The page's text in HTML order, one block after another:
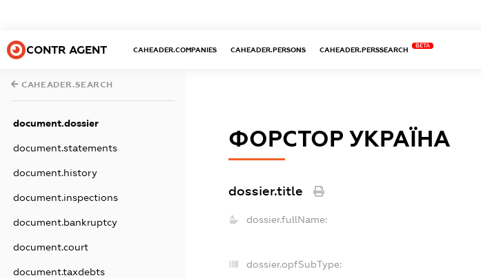
CONTR AGENT CAHEADER.COMPANIES CAHEADER.PERSONS CAHEADER.PERSSEARCH
BETA
CAHEADER.SEARCH
document.dossier
document.statements
document.history
document.inspections
document.bankruptcy
document.court
document.taxdebts
ФОРСТОР УКРАЇНА
dossier.title
dossier.fullName:
dossier.opfSubType: